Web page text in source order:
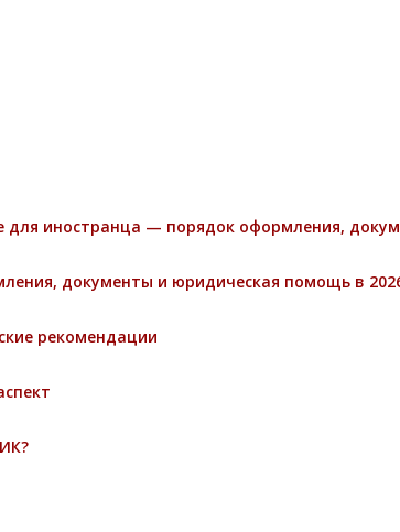
иностранца — порядок оформления,
документы и юридическая помощь в
рекомендации